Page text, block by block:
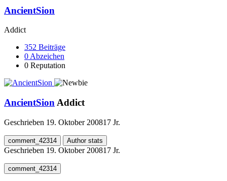
AncientSion
Addict
352 Beiträge
0 Abzeichen
0 Reputation
AncientSion Addict
Geschrieben 19. Oktober 200817 Jr.
comment_42314 Author stats
Geschrieben 19. Oktober 200817 Jr.
comment_42314